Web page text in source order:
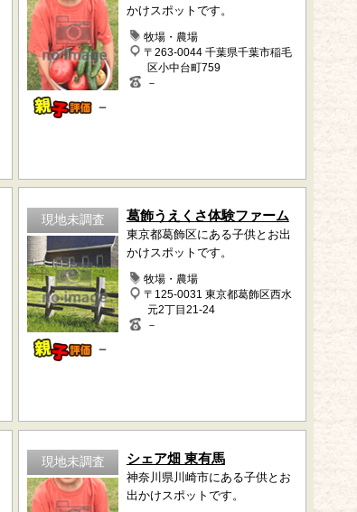
－
かけスポットです。
牧場・農場
〒263-0044 千葉県千葉市稲毛
区小中台町759
－
現地未調査
－
葛飾うえくさ体験ファーム
東京都葛飾区にある子供とお出
かけスポットです。
牧場・農場
〒125-0031 東京都葛飾区西水
元2丁目21-24
－
現地未調査 シェア畑 東有馬
神奈川県川崎市にある子供とお
出かけスポットです。